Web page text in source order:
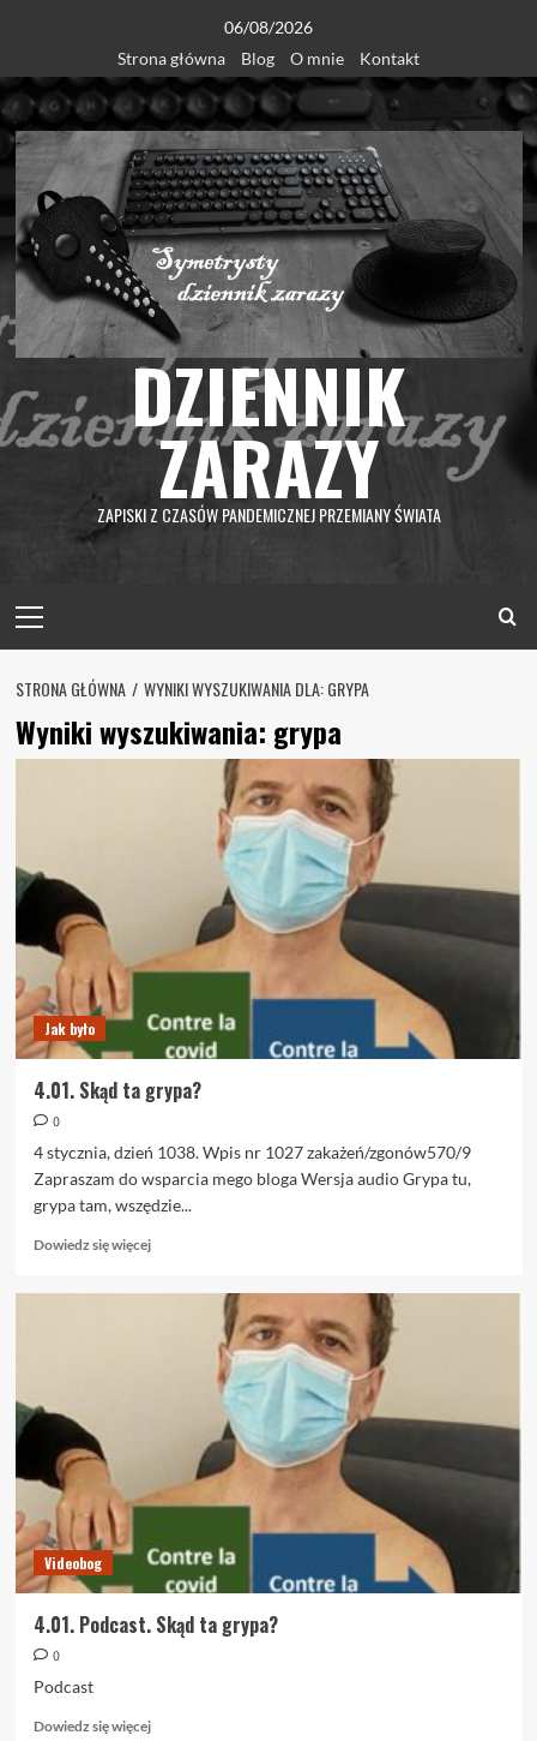
content
06/08/2026
Strona główna
Blog O mnie Kontakt
DZIENNIK
ZARAZY
ZAPISKI Z CZASÓW PANDEMICZNEJ PRZEMIANY ŚWIATA
Menu
STRONA GŁÓWNA WYNIKI WYSZUKIWANIA DLA: GRYPA
Wyniki wyszukiwania: grypa
Jak było
4.01. Skąd ta grypa?
0
4 stycznia, dzień 1038. Wpis nr 1027 zakażeń/zgonów570/9
Zapraszam do wsparcia mego bloga Wersja audio Grypa tu,
grypa tam, wszędzie...
Dowiedz się więcejDowiedz
Videobog
4.01. Podcast. Skąd ta grypa?
0
Podcast
Dowiedz się więcejDowiedz